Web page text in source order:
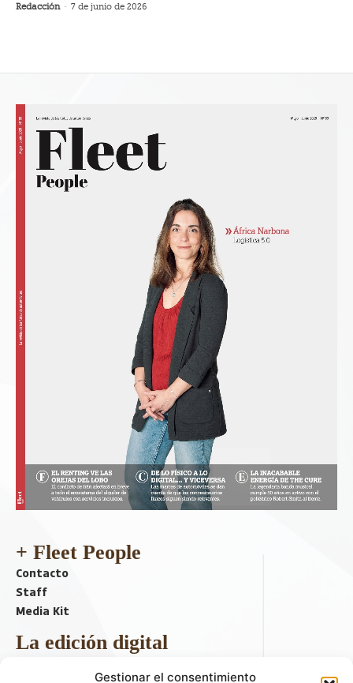
Gestionar el consentimiento
Redacción - 7 de junio de 2026
+ Fleet People
Contacto
Staff
Media Kit
La edición digital
Descargar último ejemplar